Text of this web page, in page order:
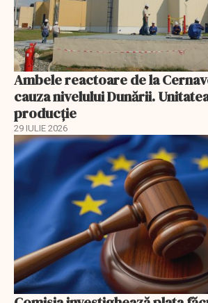
Ambele reactoare de la
cauza nivelului Dunării.
producție
29 IULIE 2026